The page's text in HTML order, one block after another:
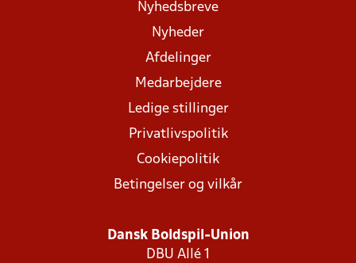
Nyhedsbreve
Nyheder
Afdelinger
Medarbejdere
Ledige stillinger
Privatlivspolitik
Cookiepolitik
Betingelser og vilkår
Dansk Boldspil-Union
DBU Allé 1